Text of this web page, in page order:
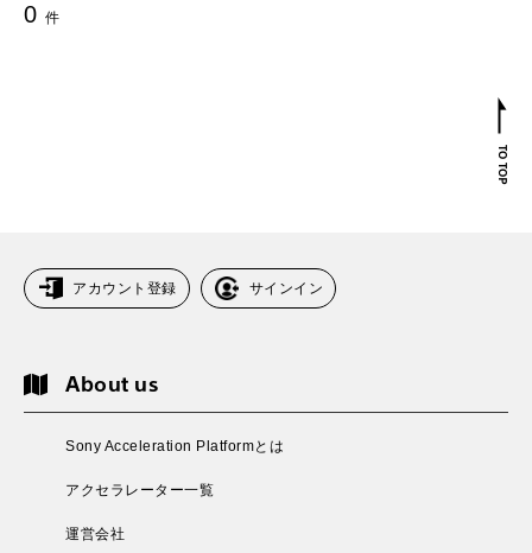
0 件
アカウント登録 サインイン
About us
Sony Acceleration Platformとは
アクセラレーター一覧
運営会社